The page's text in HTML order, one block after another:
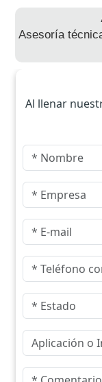
Asesoría